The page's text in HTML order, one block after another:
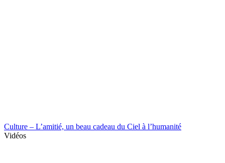
Culture – L’amitié, un beau cadeau du Ciel à l’humanité
Vidéos